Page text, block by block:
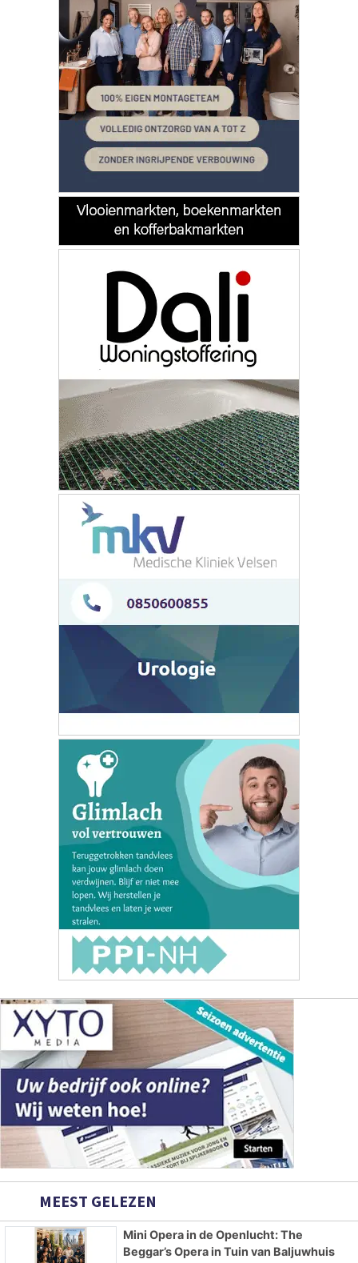
MEEST GELEZEN
Mini Opera in de Openlucht: The
Beggar’s Opera in Tuin van Baljuwhuis